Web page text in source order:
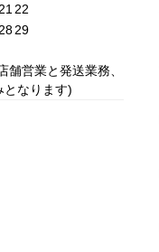
21 22
2829
舗営業と発送業務、
となります)